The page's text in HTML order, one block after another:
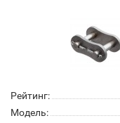
Рейтинг:
Модель: